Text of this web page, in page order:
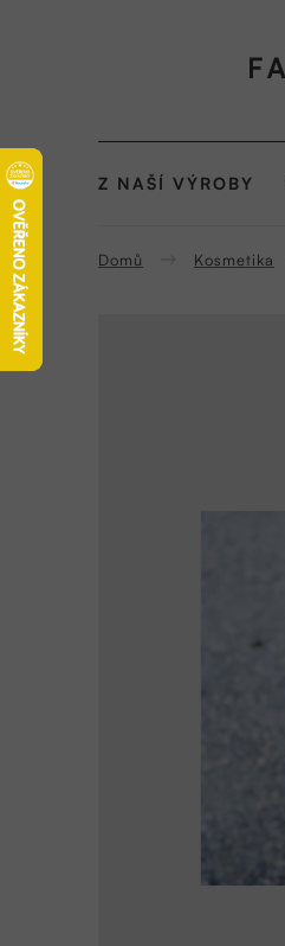
Z NAŠÍ VÝROBY
Domů Kosmetika